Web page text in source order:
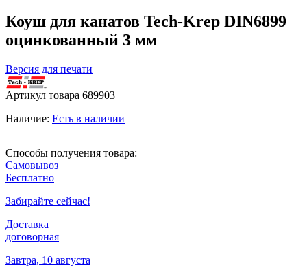
Коуш для канатов Tech-Krep DIN6899
оцинкованный 3 мм
Версия для печати
Артикул товара 689903
Наличие: Есть в наличии
Способы получения товара:
Самовывоз
Бесплатно
Забирайте сейчас!
Доставка
договорная
Завтра, 10 августа